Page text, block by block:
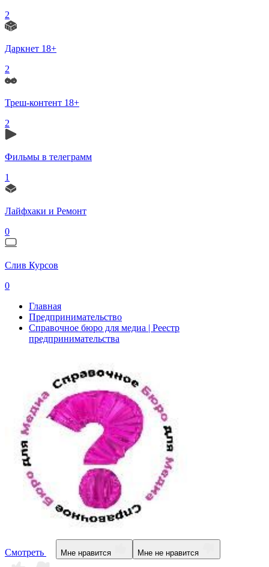
2
Даркнет 18+
2
Треш-контент 18+
2
Фильмы в телеграмм
1
Лайфхаки и Ремонт
0
Слив Курсов
0
Главная
Предпринимательство
Справочное бюро для медиа | Реестр
предпринимательства
Смотреть Мне нравится Мне не нравится